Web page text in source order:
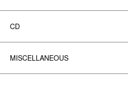
CD
MISCELLANEOUS